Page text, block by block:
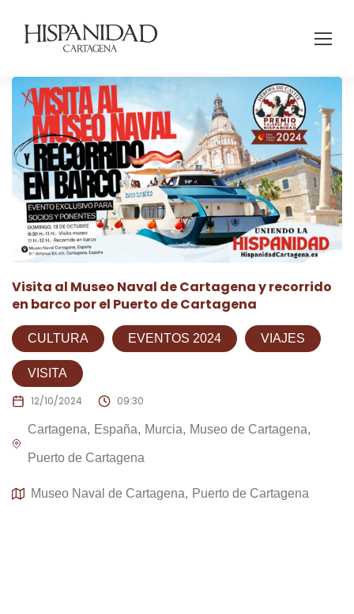
Visita al Museo Naval de Cartagena y recorrido
en barco por el Puerto de Cartagena
CULTURA EVENTOS 2024 VIAJES
VISITA
12/10/2024 09:30
Cartagena España Murcia Museo de Cartagena
Puerto de Cartagena
Museo Naval de Cartagena Puerto de Cartagena